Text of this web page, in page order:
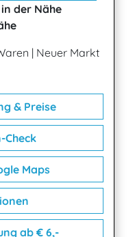
der Nähe
| Neuer Markt
& Preise
Check
Maps
ab € 6,-